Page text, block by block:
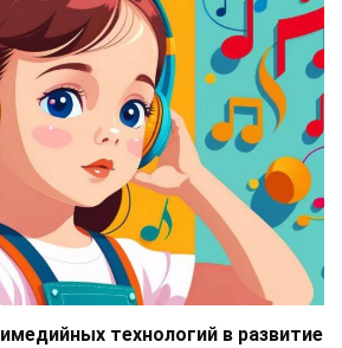
технологий в развитие